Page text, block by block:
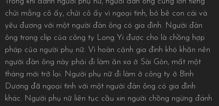
chửi mắng cô ấy, chửi cô ấy vì ngoại tình, bỏ bê con cái và
yêu đương với một người đàn ông có gia đình. Người đàn
ông trong clip của công ty Long Yi được cho là chồng hợp
pháp của người phụ nữ. Vì hoàn cảnh gia đình khó khăn nên
người đàn ông này phải đi làm ăn xa ở Sài Gòn, mất một
tháng mới trở lại. Người phụ nữ đi làm ở công ty ở Bình
Dương đã ngoại tình với một người đàn ông có gia đình
khác. Người phụ nữ liên tục cầu xin người chồng ngừng đánh